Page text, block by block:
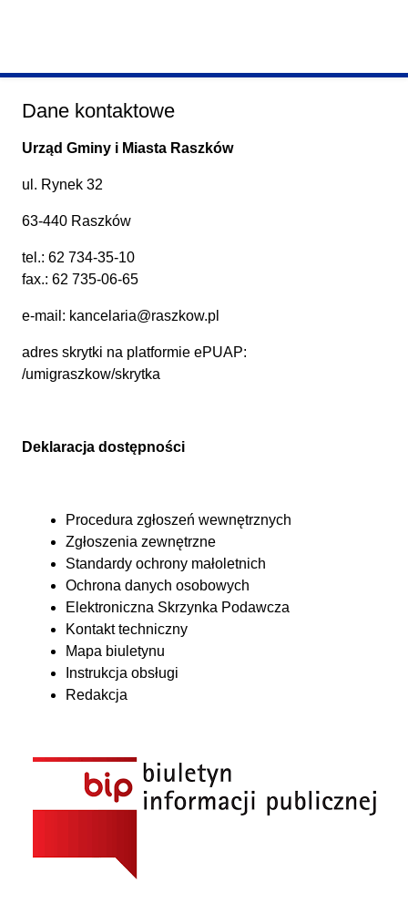
Dane kontaktowe
Urząd Gminy i Miasta Raszków
ul. Rynek 32
63-440 Raszków
tel.: 62 734-35-10
fax.: 62 735-06-65
e-mail: kancelaria@raszkow.pl
adres skrytki na platformie ePUAP:
/umigraszkow/skrytka
Deklaracja dostępności
Procedura zgłoszeń wewnętrznych
Zgłoszenia zewnętrzne
Standardy ochrony małoletnich
Ochrona danych osobowych
Elektroniczna Skrzynka Podawcza
Kontakt techniczny
Mapa biuletynu
Instrukcja obsługi
Redakcja